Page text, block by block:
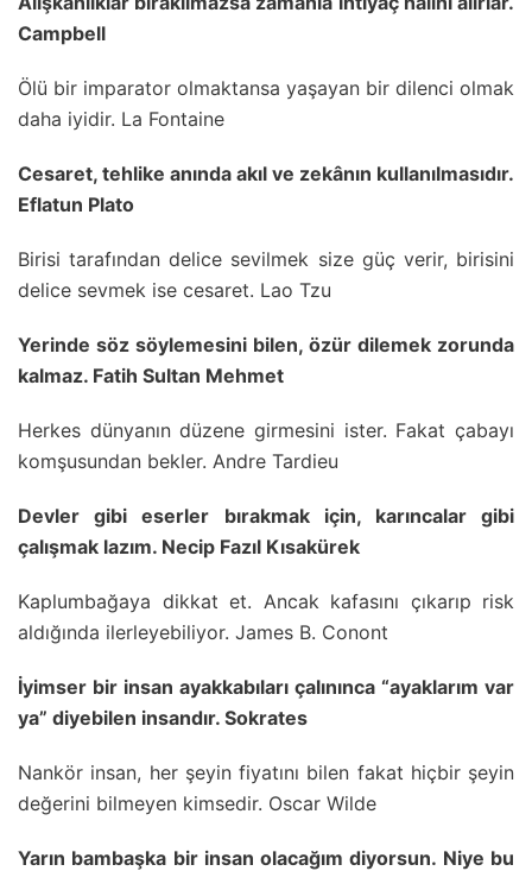
Campbell
Ölü bir imparator olmaktansa yaşayan bir dilenci olmak
daha iyidir. La Fontaine
Cesaret, tehlike anında akıl ve zekânın kullanılmasıdır.
Eflatun Plato
Birisi tarafından delice sevilmek size güç verir, birisini
delice sevmek ise cesaret. Lao Tzu
Yerinde söz söylemesini bilen, özür dilemek zorunda
kalmaz. Fatih Sultan Mehmet
Herkes dünyanın düzene girmesini ister. Fakat çabayı
komşusundan bekler. Andre Tardieu
Devler gibi eserler bırakmak için, karıncalar gibi
çalışmak lazım. Necip Fazıl Kısakürek
Kaplumbağaya dikkat et. Ancak kafasını çıkarıp risk
aldığında ilerleyebiliyor. James B. Conont
İyimser bir insan ayakkabıları çalınınca “ayaklarım var
ya” diyebilen insandır. Sokrates
Nankör insan, her şeyin fiyatını bilen fakat hiçbir şeyin
değerini bilmeyen kimsedir. Oscar Wilde
Yarın bambaşka bir insan olacağım diyorsun. Niye bu